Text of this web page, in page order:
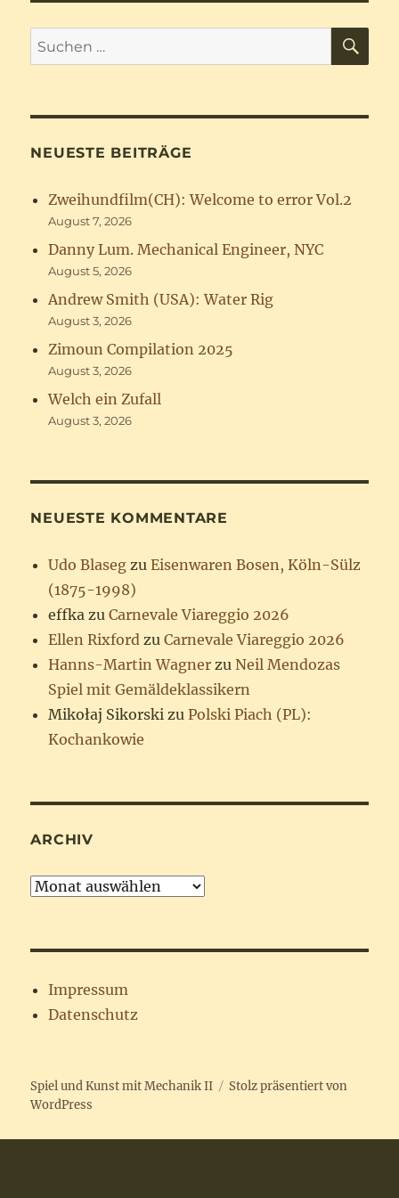
Suchen
nach:
NEUESTE BEITRÄGE
Zweihundfilm(CH): Welcome to error Vol.2
August 7, 2026
Danny Lum. Mechanical Engineer, NYC
August 5, 2026
Andrew Smith (USA): Water Rig
August 3, 2026
Zimoun Compilation 2025
August 3, 2026
Welch ein Zufall
August 3, 2026
NEUESTE KOMMENTARE
Udo Blaseg zuEisenwaren Bosen, Köln-Sülz
(1875-1998)
effka zuCarnevale Viareggio 2026
Ellen Rixford zuCarnevale Viareggio 2026
Hanns-Martin Wagner zuNeil Mendozas
Spiel mit Gemäldeklassikern
Mikołaj Sikorski zuPolski Piach (PL):
Kochankowie
ARCHIV
Archiv
Impressum
Datenschutz
Spiel und Kunst mit Mechanik II
Stolz präsentiert von
WordPress